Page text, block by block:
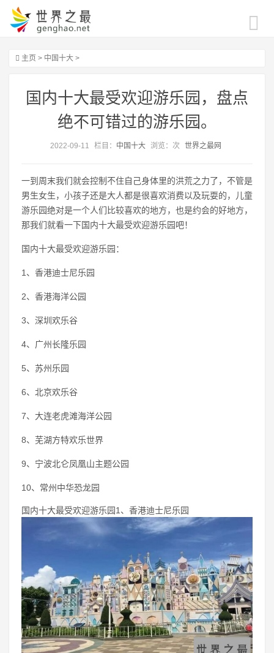
主页 > 中国十大 >
国内十大最受欢迎游乐园，盘点
绝不可错过的游乐园。
2022-09-11 栏目： 中国十大 浏览： 次 世界之最网
一到周末我们就会控制不住自己身体里的洪荒之力了，不管是
男生女生，小孩子还是大人都是很喜欢消费以及玩耍的，儿童
游乐园绝对是一个人们比较喜欢的地方，也是约会的好地方，
那我们就看一下国内十大最受欢迎游乐园吧！
国内十大最受欢迎游乐园：
1、香港迪士尼乐园
2、香港海洋公园
3、深圳欢乐谷
4、广州长隆乐园
5、苏州乐园
6、北京欢乐谷
7、大连老虎滩海洋公园
8、芜湖方特欢乐世界
9、宁波北仑凤凰山主题公园
10、常州中华恐龙园
国内十大最受欢迎游乐园1、香港迪士尼乐园